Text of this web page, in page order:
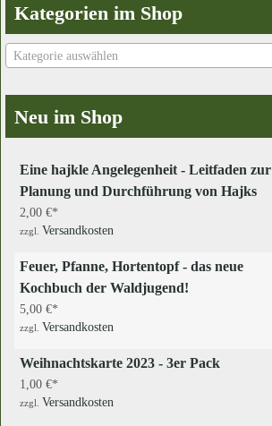
Kategorien im Shop
Kategorie auswählen
Neu im Shop
Eine hajkle Angelegenheit - Leitfaden zur
Planung und Durchführung von Hajks
2,00 €
zzgl. Versandkosten
Feuer, Pfanne, Hortentopf - das neue
Kochbuch der Waldjugend!
5,00 €
zzgl. Versandkosten
Weihnachtskarte 2023 - 3er Pack
1,00 €
zzgl. Versandkosten